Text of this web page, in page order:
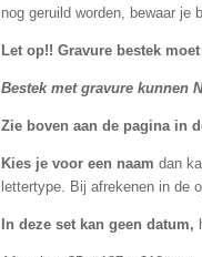
nog geruild worden, bewaar je
Let op!! Gravure bestek
Bestek met gravure kunnen
Zie boven aan de pagina in
Kies je voor een naam dan
lettertype. Bij afrekenen in de
In deze set kan geen datum,